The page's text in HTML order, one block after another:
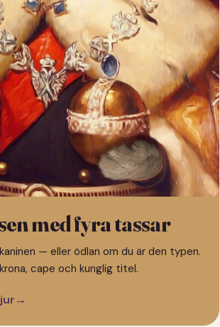
med fyra tassar
— eller ödlan om du är den typen.
cape och kunglig titel.
→